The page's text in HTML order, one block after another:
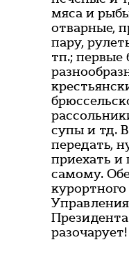
мяса и
отварные,
пару,
тп.; первые
супы и тд.
передать,
приехать и
самому.
разочарует!